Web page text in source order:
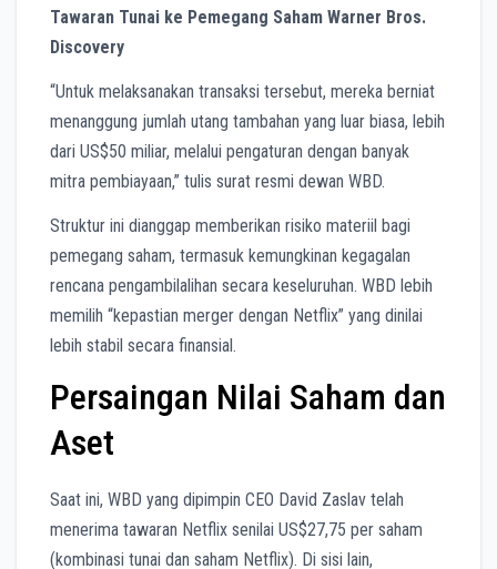
Tawaran Tunai ke Pemegang Saham Warner Bros.
Discovery
“Untuk melaksanakan transaksi tersebut, mereka berniat
menanggung jumlah utang tambahan yang luar biasa, lebih
dari US$50 miliar, melalui pengaturan dengan banyak
mitra pembiayaan,” tulis surat resmi dewan WBD.
Struktur ini dianggap memberikan risiko materiil bagi
pemegang saham, termasuk kemungkinan kegagalan
rencana pengambilalihan secara keseluruhan. WBD lebih
memilih “kepastian merger dengan Netflix” yang dinilai
lebih stabil secara finansial.
Persaingan Nilai Saham dan
Aset
Saat ini, WBD yang dipimpin CEO David Zaslav telah
menerima tawaran Netflix senilai US$27,75 per saham
(kombinasi tunai dan saham Netflix). Di sisi lain,